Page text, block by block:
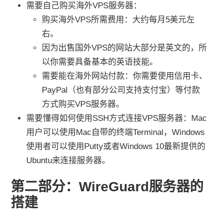
需要自己购买海外VPS服务器：
购买海外VPS所需费用：大约每月5美元左
右。
因为出售国外VPS的网站大部分是英文的，所
以你需要具备基本的英语技能。
需要能在海外网站付款：你需要使用信用卡、
PayPal（也有部分公司支持支付宝）等付款
方式购买VPS服务器。
需要懂得如何使用SSH方式连接VPS服务器：Mac
用户可以使用Mac自带的终端Terminal，Windows
使用者可以使用Putty或者Windows 10最新提供的
Ubuntu来连接服务器。
第二部分：WireGuard服务器的
搭建